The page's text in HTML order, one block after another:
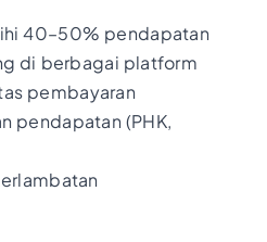
40–50% pendapatan
di berbagai platform
pembayaran
pendapatan (PHK,